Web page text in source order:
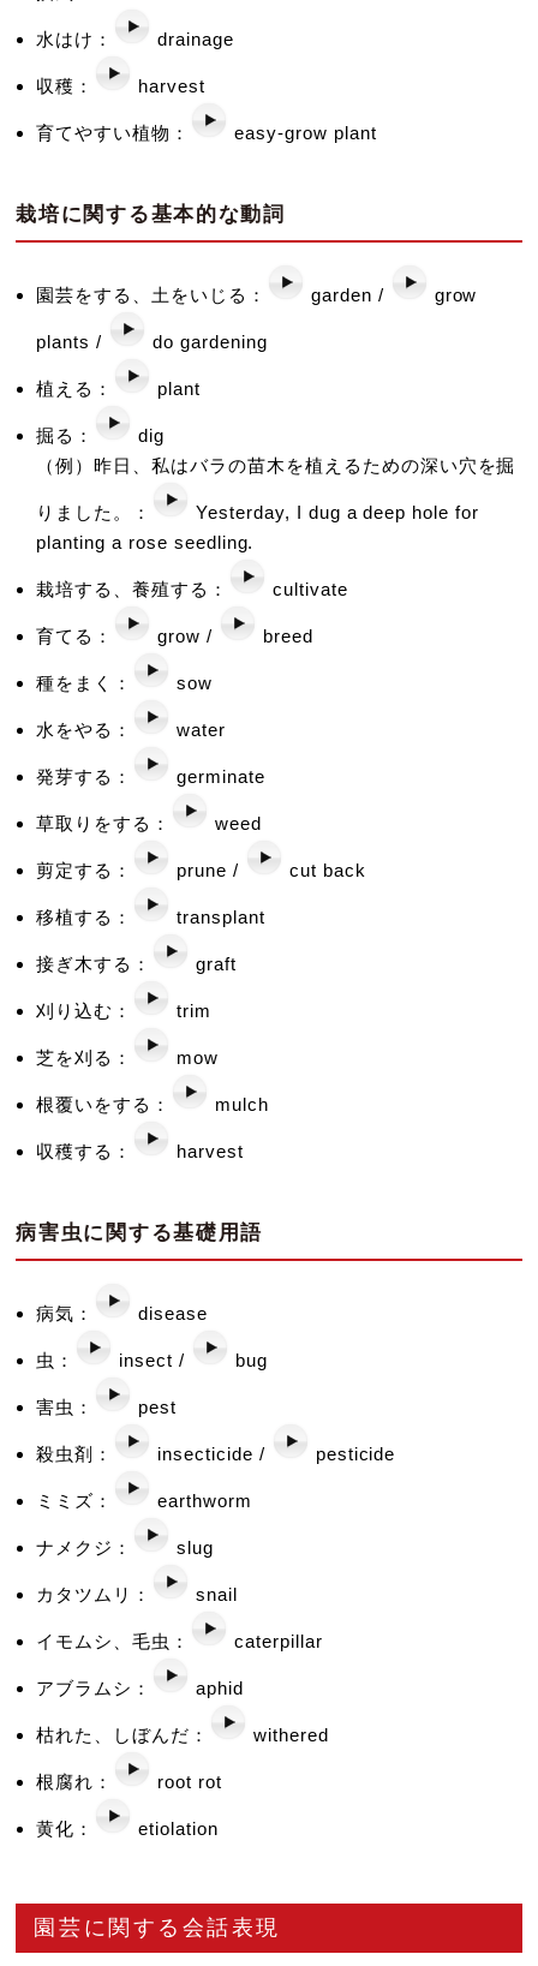
水はけ： drainage
収穫： harvest
育てやすい植物： easy-grow plant
栽培に関する基本的な動詞
園芸をする、土をいじる： garden / grow
plants / do gardening
植える： plant
掘る：
dig
（例）昨日、私はバラの苗木を植えるための深い穴を掘
りました。：
Yesterday, I dug a deep hole for
planting a rose seedling.
栽培する、養殖する： cultivate
育てる： grow / breed
種をまく： sow
水をやる： water
発芽する： germinate
草取りをする： weed
剪定する： prune / cut back
移植する： transplant
接ぎ木する： graft
刈り込む： trim
芝を刈る： mow
根覆いをする： mulch
収穫する： harvest
病害虫に関する基礎用語
病気： disease
虫： insect / bug
害虫： pest
殺虫剤： insecticide / pesticide
ミミズ： earthworm
ナメクジ： slug
カタツムリ： snail
イモムシ、毛虫： caterpillar
アブラムシ： aphid
枯れた、しぼんだ： withered
根腐れ： root rot
黄化： etiolation
園芸に関する会話表現